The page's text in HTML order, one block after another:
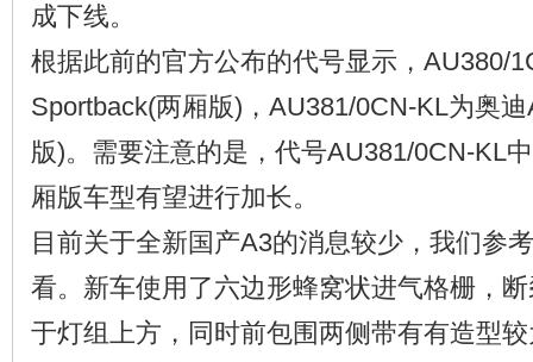
成下线。
根据此前的官方公布的代号显示，AU380/
Sportback(两厢版)，AU381/0CN-KL为奥
版)。需要注意的是，代号AU381/0CN-KL
厢版车型有望进行加长。
目前关于全新国产A3的消息较少，我们参
看。新车使用了六边形蜂窝状进气格栅，
于灯组上方，同时前包围两侧带有有造型